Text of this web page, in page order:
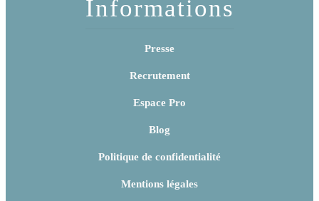
Informations
Presse
Recrutement
Espace Pro
Blog
Politique de confidentialité
Mentions légales